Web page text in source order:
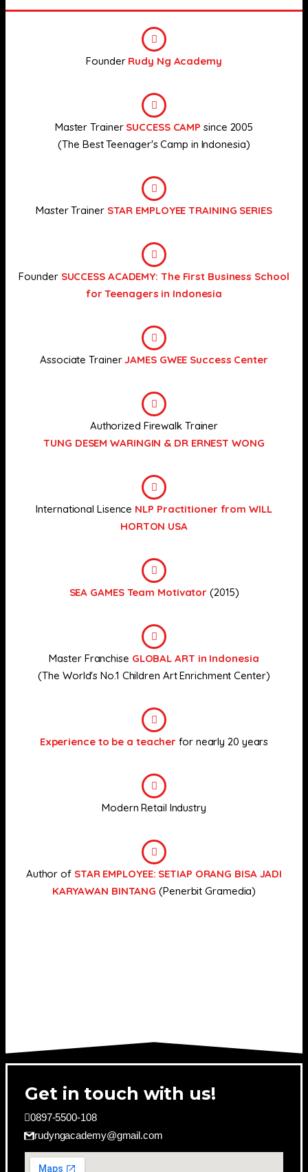
Founder Rudy Ng Academy
Master Trainer SUCCESS CAMP since 2005
(The Best Teenager's Camp in Indonesia)
Master Trainer STAR EMPLOYEE TRAINING SERIES
Founder SUCCESS ACADEMY: The First Business School
for Teenagers in Indonesia
Associate TrainerJAMES GWEE Success Center
Authorized Firewalk Trainer
TUNG DESEM WARINGIN & DR ERNEST WONG
International Lisence NLP Practitioner from WILL
HORTON USA
SEA GAMES Team Motivator (2015)
Master Franchise GLOBAL ART in Indonesia
(The World's No.1 Children Art Enrichment Center)
Experience to be a teacher for nearly 20 years
Modern Retail Industry
Author of STAR EMPLOYEE: SETIAP ORANG BISA JADI
KARYAWAN BINTANG (Penerbit Gramedia)
Get in touch with us!
0897-5500-108
rudyngacademy@gmail.com